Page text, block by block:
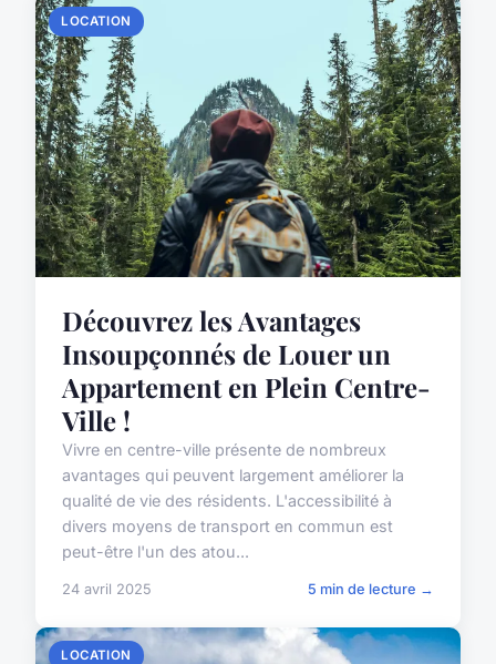
LOCATION
Découvrez les Avantages
Insoupçonnés de Louer un
Appartement en Plein Centre-
Ville !
Vivre en centre-ville présente de nombreux
avantages qui peuvent largement améliorer la
qualité de vie des résidents. L'accessibilité à
divers moyens de transport en commun est
peut-être l'un des atou...
24 avril 2025 5 min de lecture →
LOCATION